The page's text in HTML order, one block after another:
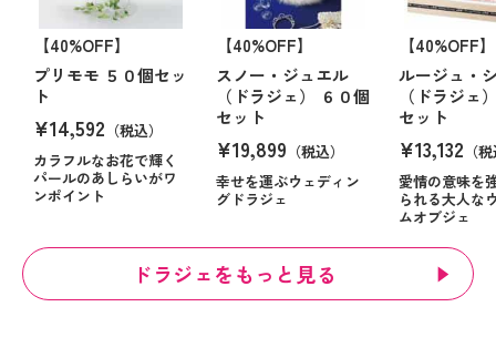
【40%OFF】
プリモモ ５０個セッ
ト
¥14,592 （税込）
カラフルなお花で輝く
パールのあしらいがワ
ンポイント
【40%OFF】
スノー・ジュエル
（ドラジェ） ６０個
セット
¥19,899 （税込）
幸せを運ぶウェディン
グドラジェ
【40%OFF】
ルージュ・
（ドラジェ
セット
¥13,132 （
愛情の意味を
られる大人な
ムオブジェ
ドラジェをもっと見る